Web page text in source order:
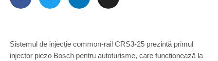
Sistemul de injecție common-rail CRS3-25 prezintă primul
injector piezo Bosch pentru autoturisme, care funcționează la